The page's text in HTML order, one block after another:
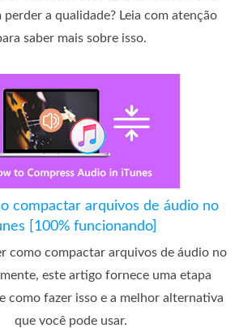
a qualidade? Leia com atenção
saber mais sobre isso.
compactar arquivos de áudio no
[100% funcionando]
como compactar arquivos de áudio no
este artigo fornece uma etapa
como fazer isso e a melhor alternativa
que você pode usar.